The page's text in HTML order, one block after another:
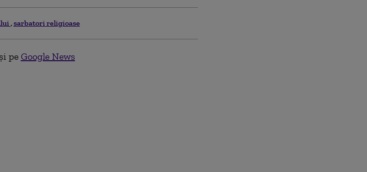
sarbatori religioase
pe Google News